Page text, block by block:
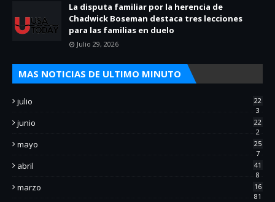
La disputa familiar por la herencia de
Chadwick Boseman destaca tres lecciones
para las familias en duelo
Julio 29, 2026
MAS NOTICIAS DE ULTIMO MINUTO
julio
22
3
junio
22
2
mayo
25
7
abril
41
8
marzo
16
81